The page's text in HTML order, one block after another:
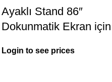
Ayaklı Stand 86″
Dokunmatik Ekran için
Login to see prices